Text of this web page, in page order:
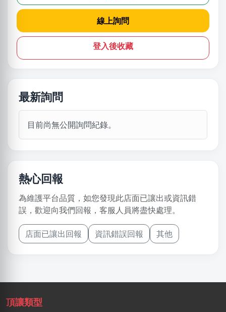
線上詢問
登入後收藏
最新詢問
目前尚無公開詢問紀錄。
熱心回報
為維護平台品質，如您發現此店面已讓出或資訊錯
誤，歡迎向我們回報，客服人員將盡快處理。
店面已讓出回報 資訊錯誤回報 其他
頂讓類型